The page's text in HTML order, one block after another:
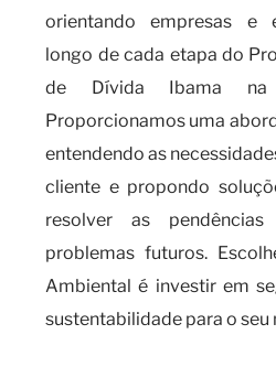
orientando empresas e
longo de cada etapa do
de Dívida Ibama na
Proporcionamos uma
entendendo as
cliente e propondo
resolver as
problemas futuros.
Ambiental é investir em
sustentabilidade para o seu